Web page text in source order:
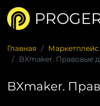
Главная Маркетплейс
BXmaker. Правовые
BXmaker.